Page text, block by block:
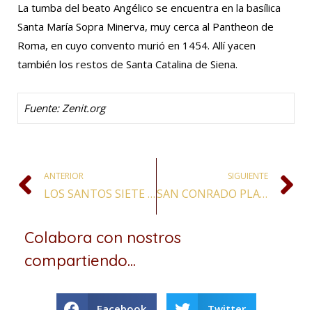
La tumba del beato Angélico se encuentra en la basílica
Santa María Sopra Minerva, muy cerca al Pantheon de
Roma, en cuyo convento murió en 1454. Allí yacen
también los restos de Santa Catalina de Siena.
Fuente: Zenit.org
ANTERIOR
LOS SANTOS SIETE FUNDADORES DE LA ORDEN DE LOS SIERVOS DE MARÍA
SIGUIENTE
SAN CONRADO PLACENTINO, CONFESOR
Colabora con nostros
compartiendo...